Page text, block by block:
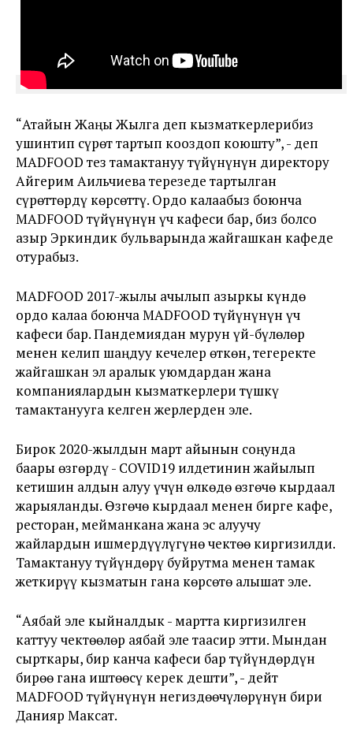
“Атайын Жаңы Жылга деп кызматкерлерибиз
ушинтип сүрөт тартып кооздоп коюшту”, - деп
MADFOOD тез тамактануу түйүнүнүн директору
Айгерим Аильчиева терезеде тартылган
сүрөттөрдү көрсөттү. Ордо калаабыз боюнча
MADFOOD түйүнүнүн үч кафеси бар, биз болсо
азыр Эркиндик бульварында жайгашкан кафеде
отурабыз.
MADFOOD 2017-жылы ачылып азыркы күндө
ордо калаа боюнча MADFOOD түйүнүнүн үч
кафеси бар. Пандемиядан мурун үй-бүлөлөр
менен келип шаңдуу кечелер өткөн, тегеректе
жайгашкан эл аралык уюмдардан жана
компаниялардын кызматкерлери түшкү
тамактанууга келген жерлерден эле.
Бирок 2020-жылдын март айынын соңунда
баары өзгөрдү - COVID19 илдетинин жайылып
кетишин алдын алуу үчүн өлкөдө өзгөчө кырдаал
жарыяланды. Өзгөчө кырдаал менен бирге кафе,
ресторан, мейманкана жана эс алуучу
жайлардын ишмердүүлүгүнө чектөө киргизилди.
Тамактануу түйүндөрү буйрутма менен тамак
жеткирүү кызматын гана көрсөтө алышат эле.
“Аябай эле кыйналдык - мартта киргизилген
каттуу чектөөлөр аябай эле таасир этти. Мындан
сырткары, бир канча кафеси бар түйүндөрдүн
бирөө гана иштөөсү керек дешти”, - дейт
MADFOOD түйүнүнүн негиздөөчүлөрүнүн бири
Данияр Максат.